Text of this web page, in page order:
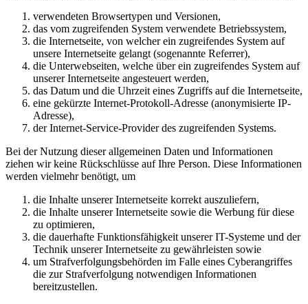
verwendeten Browsertypen und Versionen,
das vom zugreifenden System verwendete Betriebssystem,
die Internetseite, von welcher ein zugreifendes System auf
unsere Internetseite gelangt (sogenannte Referrer),
die Unterwebseiten, welche über ein zugreifendes System auf
unserer Internetseite angesteuert werden,
das Datum und die Uhrzeit eines Zugriffs auf die Internetseite,
eine gekürzte Internet-Protokoll-Adresse (anonymisierte IP-
Adresse),
der Internet-Service-Provider des zugreifenden Systems.
Bei der Nutzung dieser allgemeinen Daten und Informationen
ziehen wir keine Rückschlüsse auf Ihre Person. Diese Informationen
werden vielmehr benötigt, um
die Inhalte unserer Internetseite korrekt auszuliefern,
die Inhalte unserer Internetseite sowie die Werbung für diese
zu optimieren,
die dauerhafte Funktionsfähigkeit unserer IT-Systeme und der
Technik unserer Internetseite zu gewährleisten sowie
um Strafverfolgungsbehörden im Falle eines Cyberangriffes
die zur Strafverfolgung notwendigen Informationen
bereitzustellen.